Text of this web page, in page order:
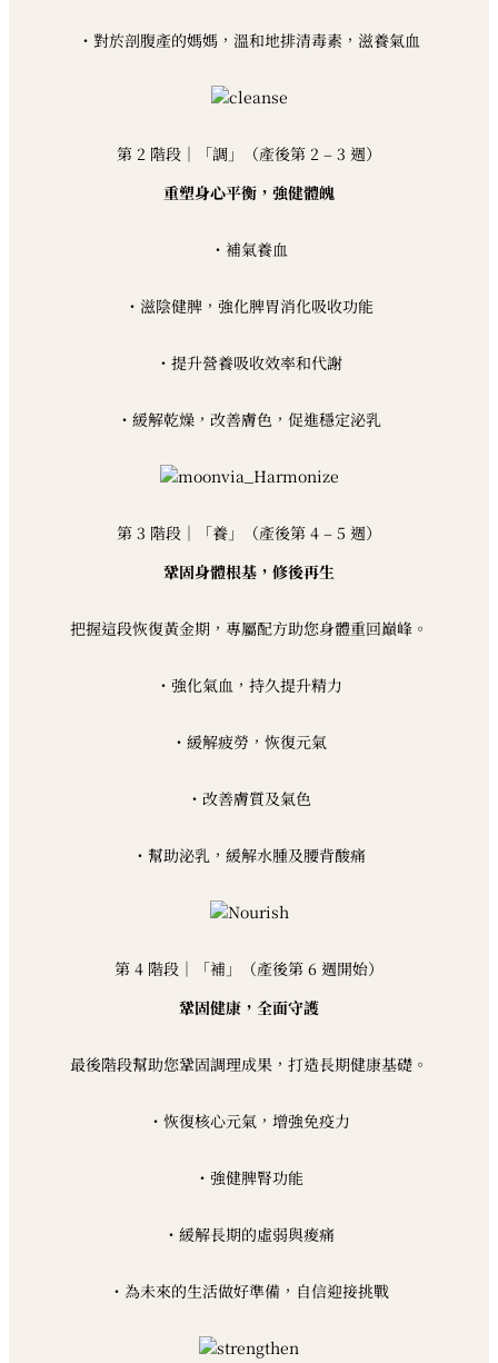
・對於剖腹產的媽媽，溫和地排清毒素，滋養氣血
第 2 階段｜「調」（產後第 2 – 3 週）
重塑身心平衡，強健體魄
・補氣養血
・滋陰健脾，強化脾胃消化吸收功能
・提升營養吸收效率和代謝
・緩解乾燥，改善膚色，促進穩定泌乳
第 3 階段｜「養」（產後第 4 – 5 週）
鞏固身體根基，修後再生
把握這段恢復黃金期，專屬配方助您身體重回巔峰。
・強化氣血，持久提升精力
・緩解疲勞，恢復元氣
・改善膚質及氣色
・幫助泌乳，緩解水腫及腰背酸痛
第 4 階段｜「補」（產後第 6 週開始）
鞏固健康，全面守護
最後階段幫助您鞏固調理成果，打造長期健康基礎。
・恢復核心元氣，增強免疫力
・強健脾腎功能
・緩解長期的虛弱與痠痛
・為未來的生活做好準備，自信迎接挑戰